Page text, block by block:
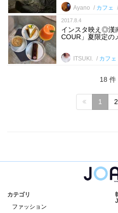
Ayano カフェ
2017.8.4
インスタ映え◎漢
COUR」夏限定の
ITSUKI. カフェ
18 件
1 2
カテゴリ
ファッション